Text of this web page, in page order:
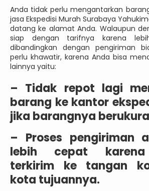
Anda tidak perlu mengantarkan
jasa Ekspedisi Murah Surabaya
datang ke alamat Anda. Walaupun
siap dengan tarifnya karena
dibandingkan dengan pengiriman
perlu khawatir, karena Anda bisa
lainnya yaitu:
– Tidak repot lagi
barang ke kantor
jika barangnya
– Proses pengiriman
lebih cepat karena
terkirim ke tangan
kota tujuannya.